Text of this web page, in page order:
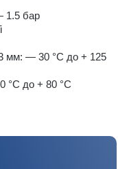
1.5 бар
мм: — 30 °C до + 125
°C до + 80 °C